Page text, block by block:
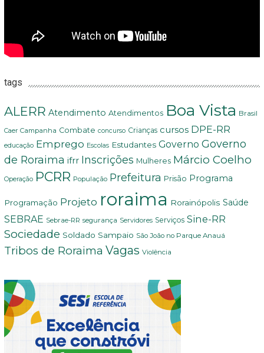
tags
ALERR Atendimento Atendimentos Boa Vista Brasil
Caer Campanha Combate concurso Crianças cursos DPE-RR
educação Emprego Escolas Estudantes Governo Governo
de Roraima ifrr Inscrições Mulheres Márcio Coelho
Operação PCRR População Prefeitura Prisão Programa
Programação Projeto roraima Rorainópolis Saúde
SEBRAE Sebrae-RR segurança Servidores Serviços Sine-RR
Sociedade Soldado Sampaio São João no Parque Anauá
Tribos de Roraima Vagas Violência